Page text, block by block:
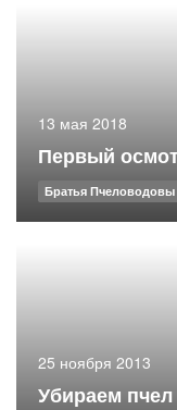
13 мая 2018
Первый
Братья Пчеловодовы
25 ноября 2013
Убираем